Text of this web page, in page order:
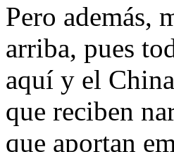
Pero además,
arriba, pues
aquí y el
que reciben
que aportan